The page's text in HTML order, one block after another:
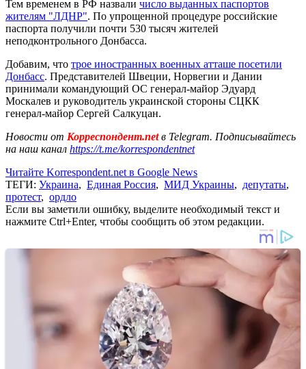
Тем временем в РФ назвали число выданных паспортов
жителям "ЛДНР". По упрощенной процедуре российские
паспорта получили почти 530 тысяч жителей
неподконтрольного Донбасса.
Добавим, что трое иностранных военных атташе посетили
Донбасс. Представителей Швеции, Норвегии и Дании
принимали командующий ОС генерал-майор Эдуард
Москалев и руководитель украинской стороны СЦКК
генерал-майор Сергей Салкуцан.
Новости от Корреспондент.netв Telegram. Подписывайтесь
на наш канал https://t.me/korrespondentnet
Читайте Korrespondent.net в Google News
ТЕГИ: Украина, Единая Россия, МИД Украины, депутаты,
протест, ордло
Если вы заметили ошибку, выделите необходимый текст и
нажмите Ctrl+Enter, чтобы сообщить об этом редакции.